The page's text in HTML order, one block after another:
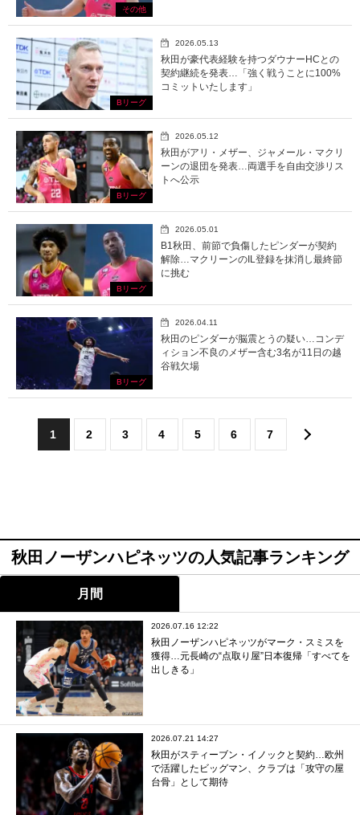
その他
Bリーグ
2026.05.13
秋田が豪代表経験を持つダウナーHCとの
契約継続を発表…「強く戦うことに100%
コミットいたします」
Bリーグ
2026.05.12
秋田がアリ・メザー、ジャメール・マクリ
ーンの退団を発表…両選手を自由交渉リス
トへ公示
Bリーグ
2026.05.01
B1秋田、前節で負傷したピンダーが契約
解除…マクリーンのIL登録を抹消し最終節
に挑む
Bリーグ
2026.04.11
秋田のピンダーが脳震とうの疑い…コンデ
ィション不良のメザー含む3名が11日の越
谷戦欠場
1 2 3 4 5 6 7
秋田ノーザンハピネッツの人気記事ランキング
月間
2026.07.16 12:22
秋田ノーザンハピネッツがマーク・スミスを
獲得…元長崎の“点取り屋”日本復帰「すべてを
出しきる」
2026.07.21 14:27
秋田がスティーブン・イノックと契約…欧州
で活躍したビッグマン、クラブは「攻守の屋
台骨」として期待